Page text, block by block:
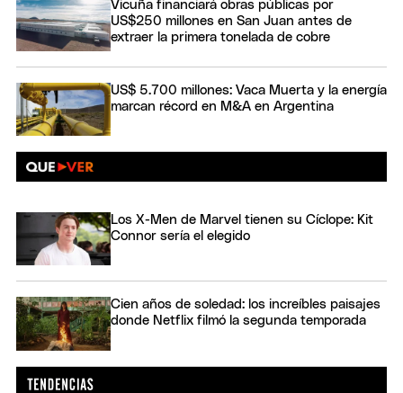
Vicuña financiará obras públicas por
US$250 millones en San Juan antes de
extraer la primera tonelada de cobre
US$ 5.700 millones: Vaca Muerta y la energía
marcan récord en M&A en Argentina
Los X-Men de Marvel tienen su Cíclope: Kit
Connor sería el elegido
Cien años de soledad: los increíbles paisajes
donde Netflix filmó la segunda temporada